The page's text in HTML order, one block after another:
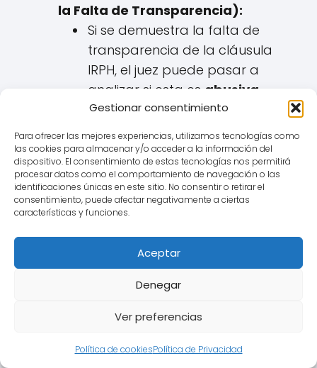
Gestionar consentimiento
Para ofrecer las mejores experiencias, utilizamos tecnologías como
las cookies para almacenar y/o acceder a la información del
dispositivo. El consentimiento de estas tecnologías nos permitirá
procesar datos como el comportamiento de navegación o las
identificaciones únicas en este sitio. No consentir o retirar el
consentimiento, puede afectar negativamente a ciertas
características y funciones.
Aceptar
Denegar
Ver preferencias
Política de cookiesPolítica de Privacidad
la Falta de Transparencia):
Si se demuestra la falta de
transparencia de la cláusula
IRPH, el juez puede pasar a
analizar si esta es abusiva
Una cláusula es abusiva si, no
habiendo sido negociada
individualmente, causa un
desequilibrio importante entre
los derechos y obligaciones de
las partes en detrimento del
cláusula IRPH no transparente
podríaser considerada
abusiva si genera dicho
Consecuencias si la Cláusula